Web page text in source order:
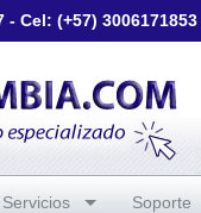
- Cel: (+57) 3006171853
Servicios Soporte